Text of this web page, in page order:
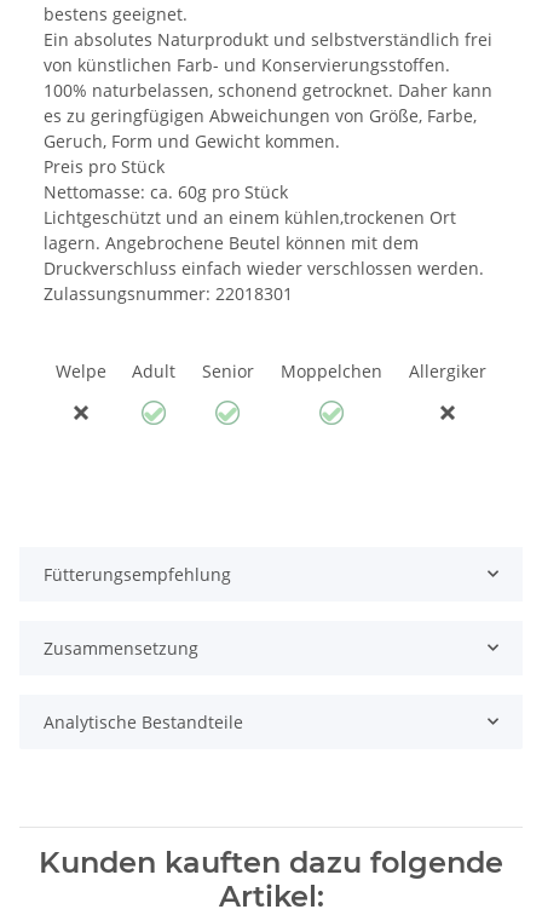
bestens geeignet.
Ein absolutes Naturprodukt und selbstverständlich frei
von künstlichen Farb- und Konservierungsstoffen.
100% naturbelassen, schonend getrocknet. Daher kann
es zu geringfügigen Abweichungen von Größe, Farbe,
Geruch, Form und Gewicht kommen.
Preis pro Stück
Nettomasse: ca. 60g pro Stück
Lichtgeschützt und an einem kühlen,trockenen Ort
lagern. Angebrochene Beutel können mit dem
Druckverschluss einfach wieder verschlossen werden.
Zulassungsnummer: 22018301
Welpe Adult Senior Moppelchen Allergiker
Fütterungsempfehlung
Zusammensetzung
Analytische Bestandteile
Kunden kauften dazu folgende
Artikel: